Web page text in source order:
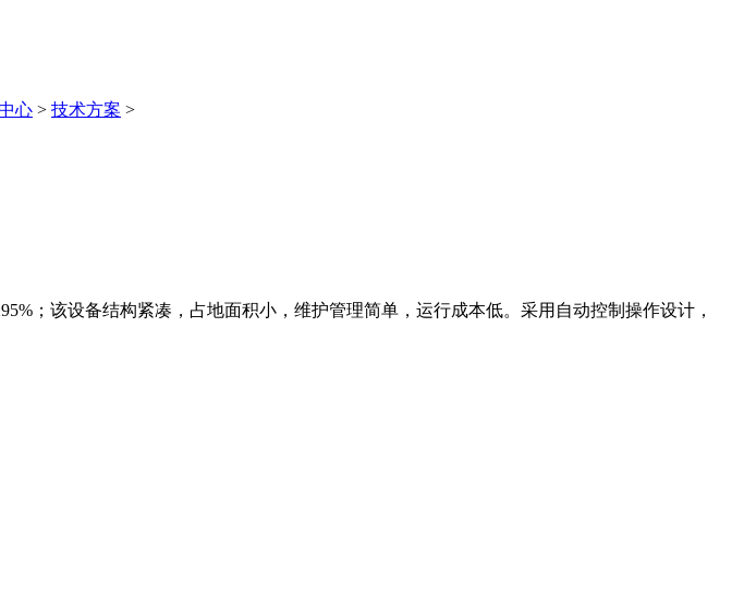
心 > 技术方案 >
；该设备结构紧凑，占地面积小，维护管理简单，运行成本低。采用自动控制操作设计，